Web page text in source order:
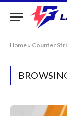
Home » Counter